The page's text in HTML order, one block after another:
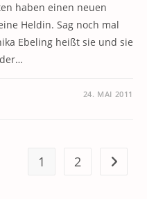
haben einen neuen
Heldin. Sag noch mal
Ebeling heißt sie und sie
24. MAI 2011
1 2 Zur